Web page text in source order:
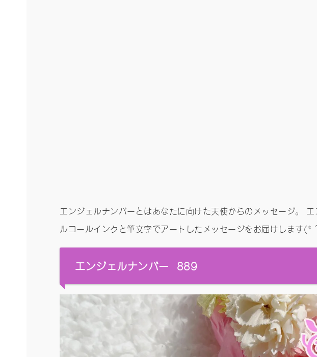
エンジェルナンバーとはあなたに向けた天使からのメッセージ。
ルコールインクと筆文字でアートしたメッセージをお届けします
エンジェルナンバー 889